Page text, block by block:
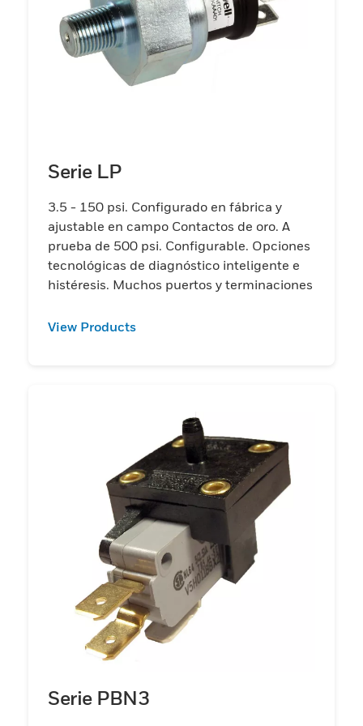
Serie LP
3.5 - 150 psi. Configurado en fábrica y
ajustable en campo Contactos de oro. A
prueba de 500 psi. Configurable. Opciones
tecnológicas de diagnóstico inteligente e
histéresis. Muchos puertos y terminaciones
View Products
Serie PBN3